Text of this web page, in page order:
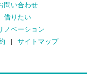
問い合わせ
借りたい
ノベーション
サイトマップ